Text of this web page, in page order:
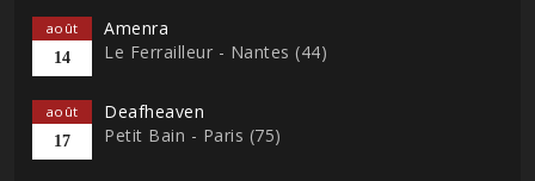
août
14
Amenra
Le Ferrailleur - Nantes (44)
août
17
Deafheaven
Petit Bain - Paris (75)